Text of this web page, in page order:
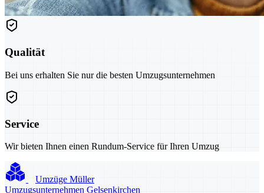
Qualität
Bei uns erhalten Sie nur die besten Umzugsunternehmen
Service
Wir bieten Ihnen einen Rundum-Service für Ihren Umzug
Umzüge Müller
Umzugsunternehmen Gelsenkirchen